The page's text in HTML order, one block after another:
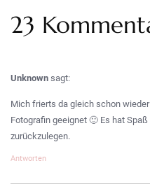
23
Unknown sagt:
Mich frierts da gleich schon
Fotografin geeignet 🙂 Es hat
zurückzulegen.
Antworten